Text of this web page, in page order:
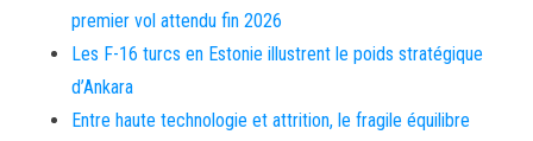
premier vol attendu fin 2026
Les F-16 turcs en Estonie illustrent le poids stratégique
d’Ankara
Entre haute technologie et attrition, le fragile équilibre